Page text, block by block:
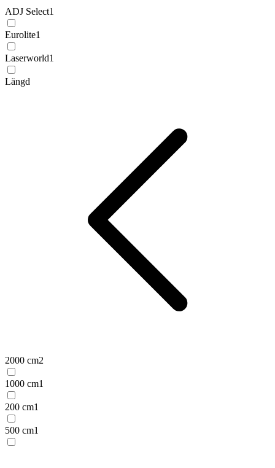
ADJ Select1
Eurolite1
Laserworld1
Längd
2000 cm2
1000 cm1
200 cm1
500 cm1